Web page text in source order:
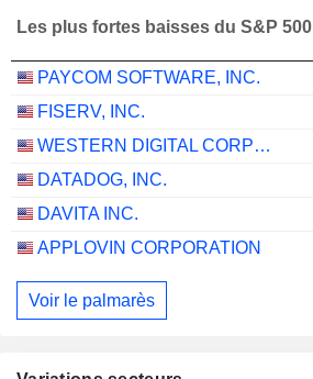
Les plus fortes baisses du S&P 500
PAYCOM SOFTWARE, INC.
FISERV, INC.
WESTERN DIGITAL CORPORATION
DATADOG, INC.
DAVITA INC.
APPLOVIN CORPORATION
Voir le palmarès